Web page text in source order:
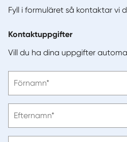
Fyll i formuläret så kontaktar vi
Kontaktuppgifter
Vill du ha dina uppgifter
ange
Förnamn*
ange
Efternamn*